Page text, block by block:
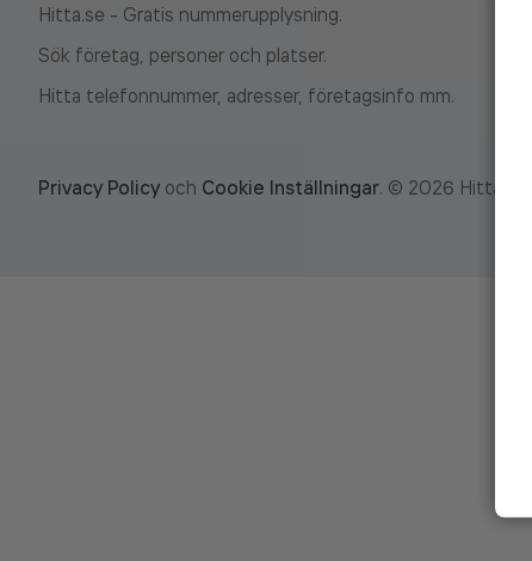
Hitta.se - Gratis nummerupplysning.
Sök företag, personer och platser.
Hitta telefonnummer, adresser, företagsinfo mm.
Privacy Policy och Cookie Inställningar. © 2026 Hitta.se